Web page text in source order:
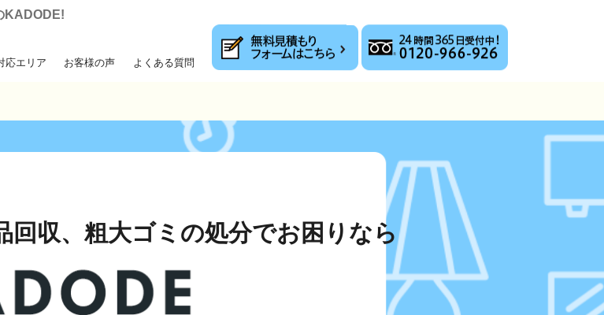
KADODE!
応エリア お客様の声 よくある質問
収、 粗大ゴミの処分でお困りなら